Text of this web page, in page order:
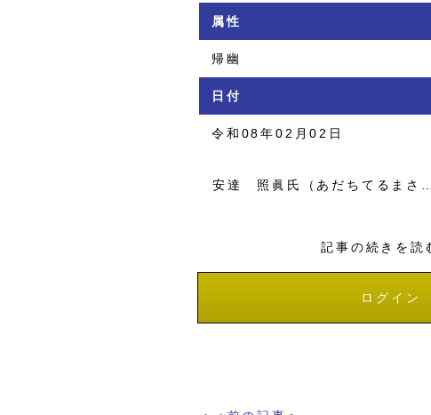
属性
帰幽
日付
令和08年02月02日
安達 照眞氏（あだちてるまさ…
記事の続きを読
ログイン